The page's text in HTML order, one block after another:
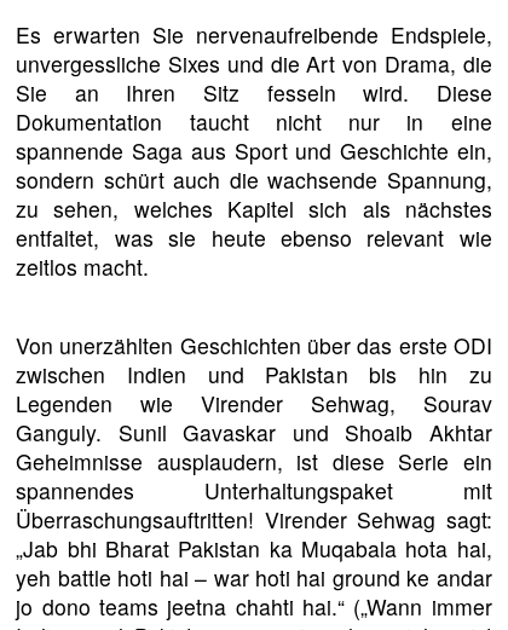
Es erwarten Sie nervenaufreibende Endspiele,
unvergessliche Sixes und die Art von Drama, die
Sie an Ihren Sitz fesseln wird. Diese
Dokumentation taucht nicht nur in eine
spannende Saga aus Sport und Geschichte ein,
sondern schürt auch die wachsende Spannung,
zu sehen, welches Kapitel sich als nächstes
entfaltet, was sie heute ebenso relevant wie
zeitlos macht.
Von unerzählten Geschichten über das erste ODI
zwischen Indien und Pakistan bis hin zu
Legenden wie Virender Sehwag, Sourav
Ganguly. Sunil Gavaskar und Shoaib Akhtar
Geheimnisse ausplaudern, ist diese Serie ein
spannendes Unterhaltungspaket mit
Überraschungsauftritten! Virender Sehwag sagt:
„Jab bhi Bharat Pakistan ka Muqabala hota hai,
yeh battle hoti hai – war hoti hai ground ke andar
jo dono teams jeetna chahti hai.“ („Wann immer